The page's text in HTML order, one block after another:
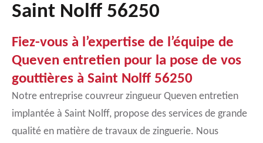
Saint Nolff 56250
Fiez-vous à l’expertise de l’équipe de
Queven entretien pour la pose de vos
gouttières à Saint Nolff 56250
Notre entreprise couvreur zingueur Queven entretien
implantée à Saint Nolff, propose des services de grande
qualité en matière de travaux de zinguerie. Nous